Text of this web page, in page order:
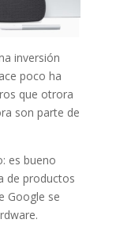
inversión
poco ha
que otrora
son parte de
es bueno
de productos
Google se